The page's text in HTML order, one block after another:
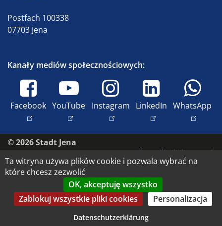
Postfach 100338
07703 Jena
Kanały mediów społecznościowych:
Facebook YouTube Instagram LinkedIn WhatsApp
© 2026 Stadt Jena
Skontaktuj się z nami
Nadruk
Dostępność
Ochrona danych
Prawa do wizerunku i prawa autorskie
Datenschutz-Einstellungen anpassen
Ta witryna używa plików cookie i pozwala wybrać na
które chcesz zezwolić
OK, akceptuję wszystko
Zablokuj wszystkie pliki cookies
Personalizacja
Datenschutzerklärung